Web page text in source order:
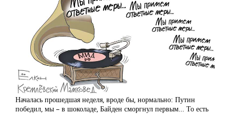
Началась прошедшая неделя, вроде бы, нормально: Путин
победил, мы – в шоколаде, Байден сморгнул первым… То есть